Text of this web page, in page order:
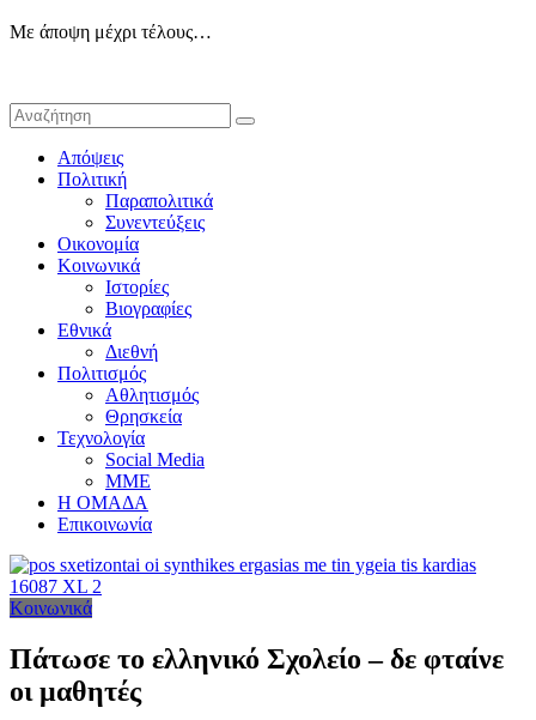
Με άποψη μέχρι τέλους…
Απόψεις
Πολιτική
Παραπολιτικά
Συνεντεύξεις
Οικονομία
Κοινωνικά
Ιστορίες
Βιογραφίες
Εθνικά
Διεθνή
Πολιτισμός
Αθλητισμός
Θρησκεία
Τεχνολογία
Social Media
ΜΜΕ
Η ΟΜΑΔΑ
Επικοινωνία
Κοινωνικά
Πάτωσε το ελληνικό Σχολείο – δε φταίνε
οι μαθητές